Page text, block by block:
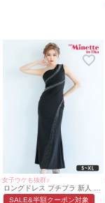
女子ウケも抜群♪
ロングドレス プチプラ 新人 タ
イト セクシー ラウンジ キラキ
SALE&半額クーポン対象